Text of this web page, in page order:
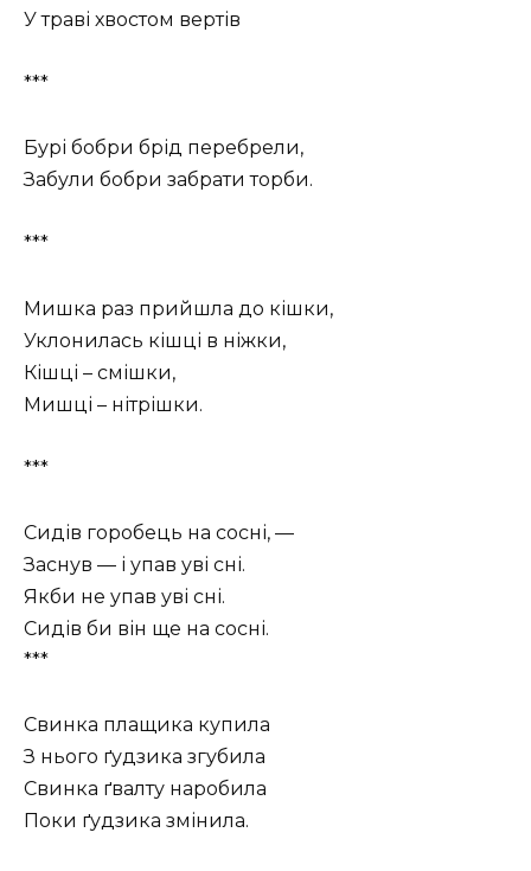
У траві хвостом вертів
***
Бурі бобри брід перебрели,
Забули бобри забрати торби.
***
Мишка раз прийшла до кішки,
Уклонилась кішці в ніжки,
Кішці – смішки,
Мишці – нітрішки.
***
Сидів горобець на сосні, —
Заснув — і упав уві сні.
Якби не упав уві сні.
Сидів би він ще на сосні.
***
Свинка плащика купила
З нього ґудзика згубила
Свинка ґвалту наробила
Поки ґудзика змінила.